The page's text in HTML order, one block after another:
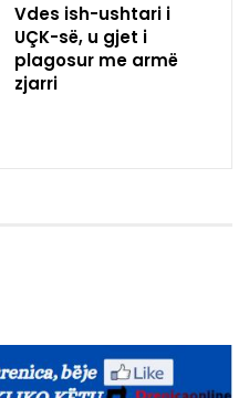
Vdes ish-ushtari i
UÇK-së, u gjet i
plagosur me armë
zjarri